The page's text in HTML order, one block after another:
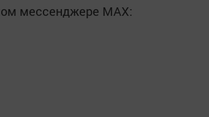
мессенджере MАХ: